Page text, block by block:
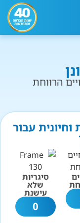
הרווחת
עבור
סיגריות
שלא
עישנת
0